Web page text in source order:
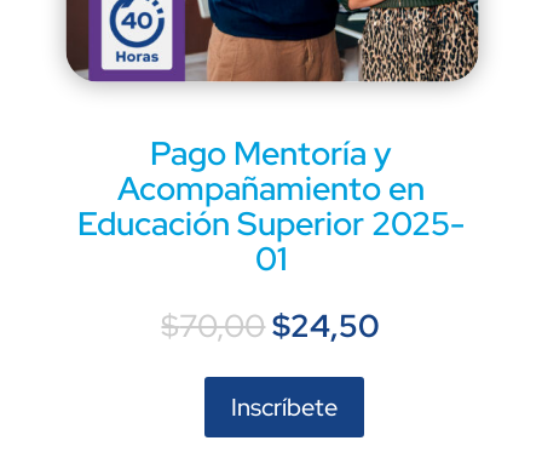
Pago Mentoría y
Acompañamiento en
Educación Superior 2025-
01
$70,00El
precio
original
era:
$70,00.
$24,50
Inscríbete